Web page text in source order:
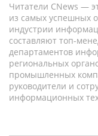
Читатели CNews —
из самых успешных
индустрии
составляют топ-
департаментов
региональных
промышленных
руководители и
информационных